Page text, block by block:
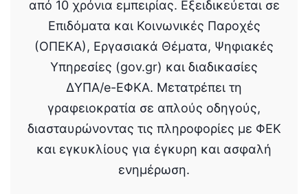
από 10 χρόνια εμπειρίας. Εξειδικεύεται σε
Επιδόματα και Κοινωνικές Παροχές
(ΟΠΕΚΑ), Εργασιακά Θέματα, Ψηφιακές
Υπηρεσίες (gov.gr) και διαδικασίες
ΔΥΠΑ/e-ΕΦΚΑ. Μετατρέπει τη
γραφειοκρατία σε απλούς οδηγούς,
διασταυρώνοντας τις πληροφορίες με ΦΕΚ
και εγκυκλίους για έγκυρη και ασφαλή
ενημέρωση.